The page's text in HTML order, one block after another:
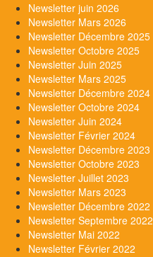
Newsletter juin 2026
Newsletter Mars 2026
Newsletter Décembre 2025
Newsletter Octobre 2025
Newsletter Juin 2025
Newsletter Mars 2025
Newsletter Décembre 2024
Newsletter Octobre 2024
Newsletter Juin 2024
Newsletter Février 2024
Newsletter Décembre 2023
Newsletter Octobre 2023
Newsletter Juillet 2023
Newsletter Mars 2023
Newsletter Décembre 2022
Newsletter Septembre 2022
Newsletter Mai 2022
Newsletter Février 2022